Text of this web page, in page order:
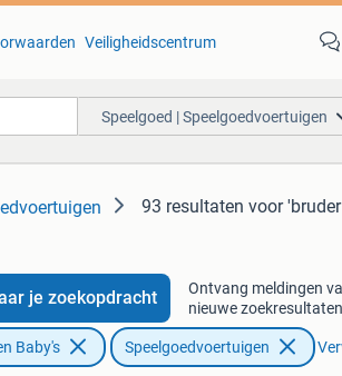
Veiligheidscentrum
Speelgoed | Speelgoedvoertuigen
93 resultaten voor
je zoekopdracht
Ontvang meldingen
nieuwe zoekresultaten
Baby's Speelgoedvoertuigen